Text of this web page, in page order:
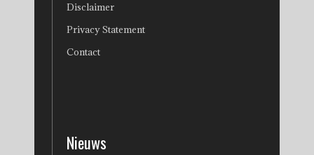
Disclaimer
Privacy Statement
Contact
Nieuws